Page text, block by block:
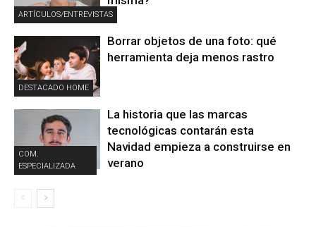
ARTÍCULOS/ENTREVISTAS
DESTACADO HOME
Borrar objetos de una foto: qué
herramienta deja menos rastro
COM.
ESPECIALIZADA
La historia que las marcas
tecnológicas contarán esta
Navidad empieza a construirse en
verano